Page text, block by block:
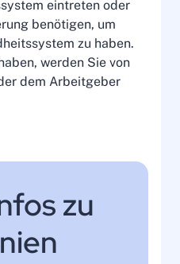
eintreten oder
benötigen, um
zu haben.
werden Sie von
dem Arbeitgeber
zu